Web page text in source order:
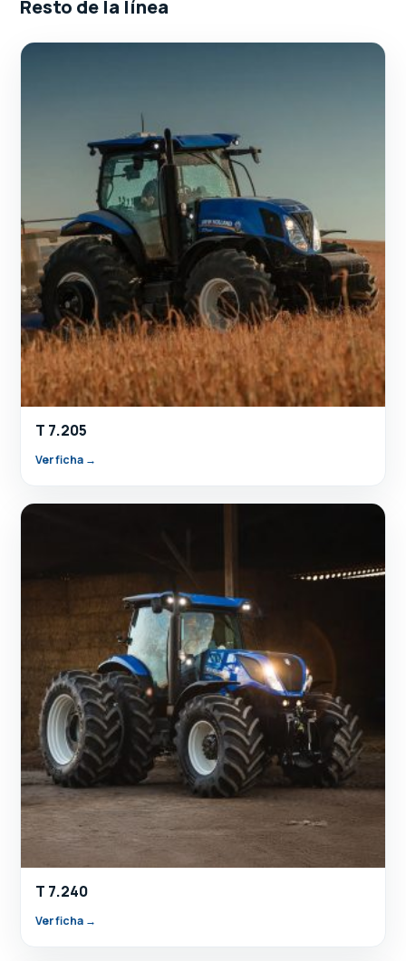
Resto de la línea
T 7.205
Ver ficha →
T 7.240
Ver ficha →